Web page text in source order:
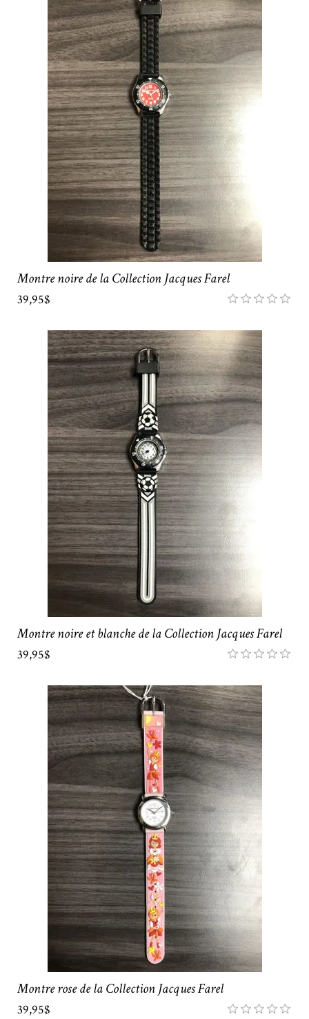
Montre noire de la Collection Jacques Farel
39,95$
Montre noire et blanche de la Collection Jacques Farel
39,95$
Montre rose de la Collection Jacques Farel
39,95$